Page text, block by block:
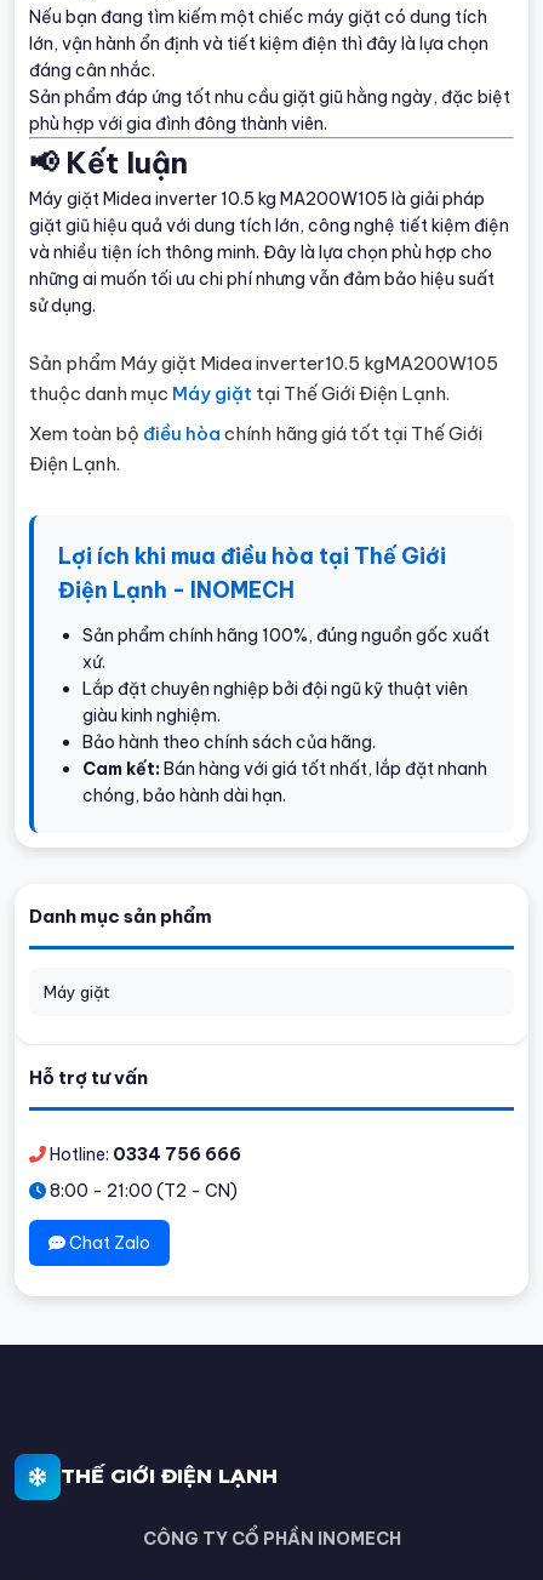
Danh mục sản phẩm
Máy giặt
Hỗ trợ tư vấn
Hotline: 0334 756 666
8:00 - 21:00 (T2 - CN)
Chat Zalo
Nếu bạn đang tìm kiếm một chiếc máy giặt có dung tích
lớn, vận hành ổn định và tiết kiệm điện thì đây là lựa chọn
đáng cân nhắc.
Sản phẩm đáp ứng tốt nhu cầu giặt giũ hằng ngày, đặc biệt
phù hợp với gia đình đông thành viên.
📢 Kết luận
Máy giặt Midea inverter 10.5 kg MA200W105 là giải pháp
giặt giũ hiệu quả với dung tích lớn, công nghệ tiết kiệm điện
và nhiều tiện ích thông minh. Đây là lựa chọn phù hợp cho
những ai muốn tối ưu chi phí nhưng vẫn đảm bảo hiệu suất
sử dụng.
Sản phẩm Máy giặt Midea inverter10.5 kgMA200W105
thuộc danh mục Máy giặt tại Thế Giới Điện Lạnh.
Xem toàn bộ điều hòa chính hãng giá tốt tại Thế Giới
Điện Lạnh.
Lợi ích khi mua điều hòa tại Thế Giới
Điện Lạnh - INOMECH
Sản phẩm chính hãng 100%, đúng nguồn gốc xuất
xứ.
Lắp đặt chuyên nghiệp bởi đội ngũ kỹ thuật viên
giàu kinh nghiệm.
Bảo hành theo chính sách của hãng.
Cam kết:Bán hàng với giá tốt nhất, lắp đặt nhanh
chóng, bảo hành dài hạn.
THẾ GIỚI ĐIỆN LẠNH
CÔNG TY CỔ PHẦN INOMECH